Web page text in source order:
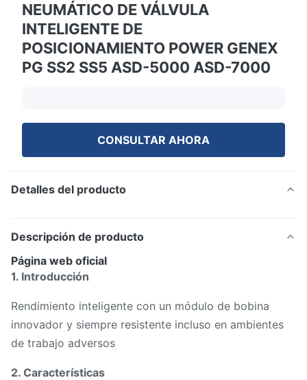
NEUMÁTICO DE VÁLVULA
INTELIGENTE DE
POSICIONAMIENTO POWER GENEX
PG SS2 SS5 ASD-5000 ASD-7000
CONSULTAR AHORA
Detalles del producto
Descripción de producto
Página web oficial
1. Introducción
Rendimiento inteligente con un módulo de bobina
innovador y siempre resistente incluso en ambientes
de trabajo adversos
2. Características